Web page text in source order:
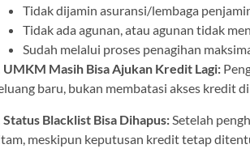
Tidak dijamin asuransi/lembaga
Tidak ada agunan, atau agunan tidak
Sudah melalui proses penagihan
UMKM Masih Bisa Ajukan Kredit Lagi:
baru, bukan membatasi akses kredit
Status Blacklist Bisa Dihapus: Setelah
meskipun keputusan kredit tetap